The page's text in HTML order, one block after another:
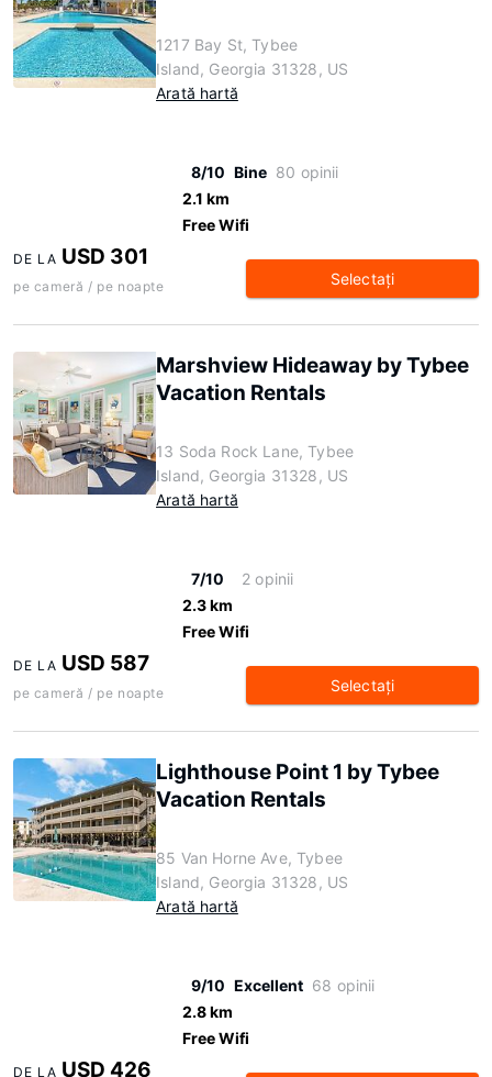
1217 Bay St, Tybee
Island, Georgia 31328, US
Arată hartă
8/10 Bine 80 opinii
2.1 km
Free Wifi
DE LA USD 301
pe cameră / pe noapte Selectaţi
Marshview Hideaway by Tybee
Vacation Rentals
13 Soda Rock Lane, Tybee
Island, Georgia 31328, US
Arată hartă
7/10
2 opinii
2.3 km
Free Wifi
DE LA USD 587
pe cameră / pe noapte Selectaţi
Lighthouse Point 1 by Tybee
Vacation Rentals
85 Van Horne Ave, Tybee
Island, Georgia 31328, US
Arată hartă
9/10 Excellent 68 opinii
2.8 km
Free Wifi
DE LA USD 426